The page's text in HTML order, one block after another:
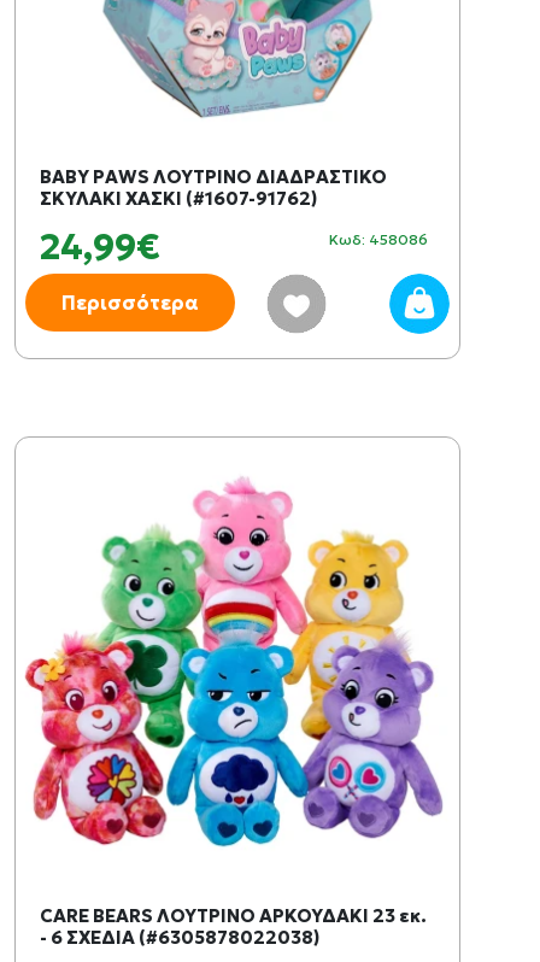
BABY PAWS ΛΟΥΤΡΙΝΟ ΔΙΑΔΡΑΣΤΙΚΟ
ΣΚΥΛΑΚΙ ΧΑΣΚΙ (#1607-91762)
24,99€ Κωδ: 458086
Περισσότερα
CARE BEARS ΛΟΥΤΡΙΝΟ ΑΡΚΟΥΔΑΚΙ 23 εκ.
- 6 ΣΧΕΔΙΑ (#6305878022038)